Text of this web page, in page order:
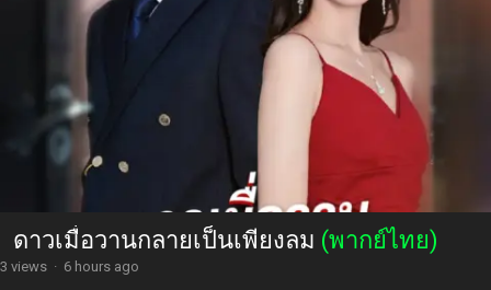
ดาวเมื่อวานกลายเป็นเพียงลม (พากย์ไทย)
3 views · 6 hours ago